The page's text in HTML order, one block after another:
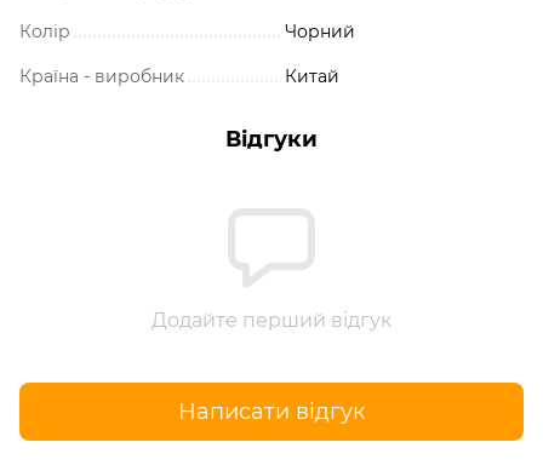
Колір Чорний
Країна - виробник Китай
Відгуки
Додайте перший відгук
Написати відгук